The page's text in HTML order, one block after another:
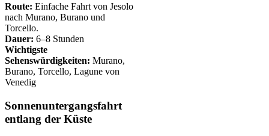
Route: Einfache Fahrt von Jesolo
nach Murano, Burano und
Torcello.
Dauer: 6–8 Stunden
Wichtigste
Sehenswürdigkeiten: Murano,
Burano, Torcello, Lagune von
Venedig
Sonnenuntergangsfahrt
entlang der Küste